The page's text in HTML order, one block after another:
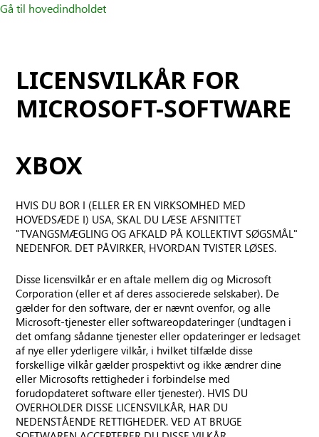
Gå til hovedindholdet
LICENSVILKÅR FOR
MICROSOFT-SOFTWARE
XBOX
HVIS DU BOR I (ELLER ER EN VIRKSOMHED MED
HOVEDSÆDE I) USA, SKAL DU LÆSE AFSNITTET
"TVANGSMÆGLING OG AFKALD PÅ KOLLEKTIVT SØGSMÅL"
NEDENFOR. DET PÅVIRKER, HVORDAN TVISTER LØSES.
Disse licensvilkår er en aftale mellem dig og Microsoft
Corporation (eller et af deres associerede selskaber). De
gælder for den software, der er nævnt ovenfor, og alle
Microsoft-tjenester eller softwareopdateringer (undtagen i
det omfang sådanne tjenester eller opdateringer er ledsaget
af nye eller yderligere vilkår, i hvilket tilfælde disse
forskellige vilkår gælder prospektivt og ikke ændrer dine
eller Microsofts rettigheder i forbindelse med
forudopdateret software eller tjenester). HVIS DU
OVERHOLDER DISSE LICENSVILKÅR, HAR DU
NEDENSTÅENDE RETTIGHEDER. VED AT BRUGE